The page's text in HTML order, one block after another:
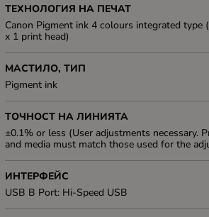
ТЕХНОЛОГИЯ НА ПЕЧАТ
Canon Pigment ink 4 colours integrated type
x 1 print head)
МАСТИЛО, ТИП
Pigment ink
ТОЧНОСТ НА ЛИНИЯТА
±0.1% or less (User adjustments necessary.
and media must match those used for the
ИНТЕРФЕЙС
USB B Port: Hi-Speed USB